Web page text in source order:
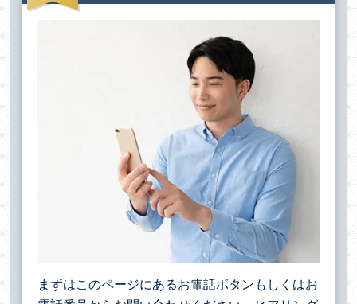
まずはこのページにあるお電話ボタンもしくはお